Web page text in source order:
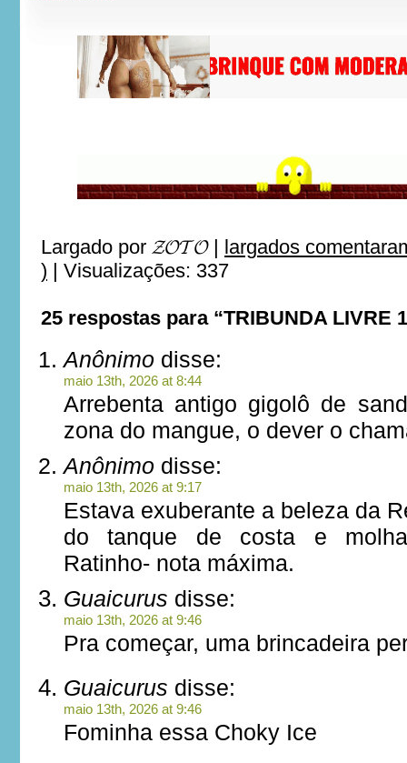
Largado por 𝓩𝓞𝓣𝓞| largados
) | Visualizações: 337
25 respostas para “TRIBUNDA LIVRE
Anônimo disse:
maio 13th, 2026 at 8:44
Arrebenta antigo gigolô de
zona do mangue, o dever o
Anônimo disse:
maio 13th, 2026 at 9:17
Estava exuberante a beleza da
do tanque de costa e
Ratinho- nota máxima.
Guaicurus disse:
maio 13th, 2026 at 9:46
Pra começar, uma brincadeira
Guaicurus disse:
maio 13th, 2026 at 9:46
Fominha essa Choky Ice